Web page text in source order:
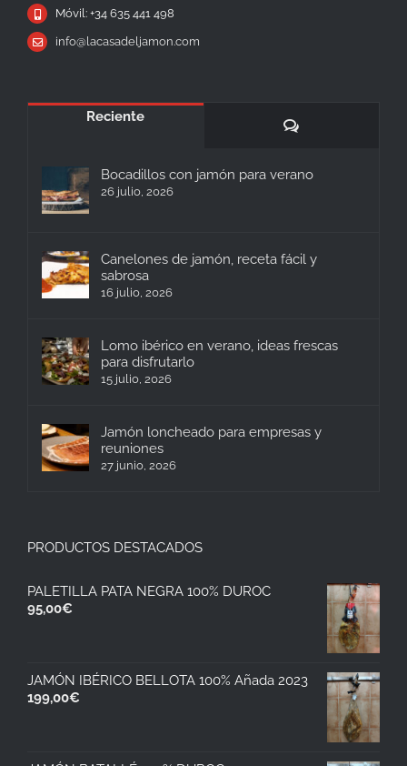
Móvil: +34 635 441 498
info@lacasadeljamon.com
Reciente
Comentarios
Bocadillos con jamón para verano
26 julio, 2026
Canelones de jamón, receta fácil y
sabrosa
16 julio, 2026
Lomo ibérico en verano, ideas frescas
para disfrutarlo
15 julio, 2026
Jamón loncheado para empresas y
reuniones
27 junio, 2026
PRODUCTOS DESTACADOS
PALETILLA PATA NEGRA 100% DUROC
95,00€
JAMÓN IBÉRICO BELLOTA 100% Añada 2023
199,00€